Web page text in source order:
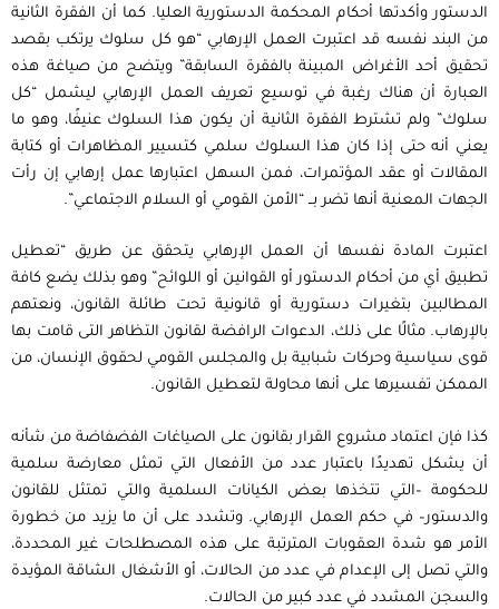
الدستور وأكدتها أحكام المحكمة الدستورية العليا. كما أن الفقرة الثانية
من البند نفسه قد اعتبرت العمل الإرهابي “هو كل سلوك يرتكب بقصد
تحقيق أحد الأغراض المبينة بالفقرة السابقة” ويتضح من صياغة هذه
العبارة أن هناك رغبة في توسيع تعريف العمل الإرهابي ليشمل “كل
سلوك” ولم تشترط الفقرة الثانية أن يكون هذا السلوك عنيفًا، وهو ما
يعني أنه حتى إذا كان هذا السلوك سلمي كتسيير المظاهرات أو كتابة
المقالات أو عقد المؤتمرات، فمن السهل اعتبارها عمل إرهابي إن رأت
الجهات المعنية أنها تضر بــ “الأمن القومي أو السلام الاجتماعي”.
اعتبرت المادة نفسها أن العمل الإرهابي يتحقق عن طريق “تعطيل
تطبيق أي من أحكام الدستور أو القوانين أو اللوائح” وهو بذلك يضع كافة
المطالبين بتغيرات دستورية أو قانونية تحت طائلة القانون، ونعتهم
بالإرهاب. مثالًا على ذلك، الدعوات الرافضة لقانون التظاهر التى قامت بها
قوى سياسية وحركات شبابية بل والمجلس القومي لحقوق الإنسان، من
الممكن تفسيرها على أنها محاولة لتعطيل القانون.
كذا فإن اعتماد مشروع القرار بقانون على الصياغات الفضفاضة من شأنه
أن يشكل تهديدًا باعتبار عدد من الأفعال التي تمثل معارضة سلمية
للحكومة –التي تتخذها بعض الكيانات السلمية والتي تمتثل للقانون
والدستور– في حكم العمل الإرهابي. وتشدد على أن ما يزيد من خطورة
الأمر هو شدة العقوبات المترتبة على هذه المصطلحات غير المحددة،
والتي تصل إلى الإعدام في عدد من الحالات، أو الأشغال الشاقة المؤيدة
والسجن المشدد في عدد كبير من الحالات.